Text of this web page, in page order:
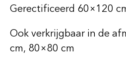
Gerectificeerd 60×120
Ook verkrijgbaar in de
cm, 80×80 cm